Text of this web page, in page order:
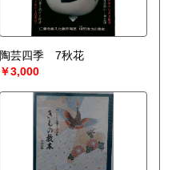
陶芸四季 7秋花
￥3,000